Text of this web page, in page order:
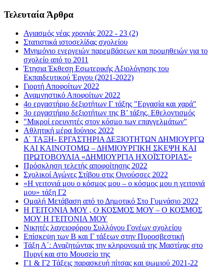
Τελευταία Άρθρα
Αγιασμός νέας χρονιάς 2022 - 23 (2)
Στατιστικά ιστοσελίδας σχολείου
Μνημόνιο ενεργειών παρεμβάσεων και προμηθειών για το
σχολείο από το 2011
Έτησια Έκθεση Εσωτερικής Αξιολόγησης του
Εκπαιδευτικού Έργου (2021-2022)
Γιορτή Αποφοίτων 2022
Αναμνηστικό Αποφοίτων 2022
4ο εργαστήριο δεξιοτήτων Γ τάξης "Εργασία και χαρά"
3ο εργαστήριο δεξιοτήτων της Β’ τάξης. Εθελοντισμός
"Μικροί ερευνητές στον κόσμο των επαγγελμάτων"
Αθλητική μέρα Ιούνιος 2022
Δ΄ ΤΑΞΗ- ΕΡΓΑΣΤΗΡΙΑ ΔΕΞΙΟΤΗΤΩΝ ΔΗΜΙΟΥΡΓΩ
ΚΑΙ ΚΑΙΝΟΤΟΜΩ – ΔΗΜΙΟΥΡΓΙΚΗ ΣΚΕΨΗ ΚΑΙ
ΠΡΩΤΟΒΟΥΛΙΑ «ΔΗΜΙΟΥΡΓΙΑ ΗΧΟΪΣΤΟΡΙΑΣ»
Πρόσκληση τελετής αποφοίτησης 2022
Σχολικοί Αγώνες Στίβου στις Οινούσσες 2022
«Η γειτονιά μου ο κόσμος μου – ο κόσμος μου η γειτονιά
μου» τάξη Γ2
Ομαλή Μετάβαση από το Δημοτικό Στο Γυμνάσιο 2022
Η ΓΕΙΤΟΝΙΑ ΜΟΥ , Ο ΚΟΣΜΟΣ ΜΟΥ – Ο ΚΟΣΜΟΣ
ΜΟΥ Η ΓΕΙΤΟΝΙΑ ΜΟΥ
Νικητές λαχειοφόρου Συλλόγου Γονέων σχολείου
Επίσκεψη των Β και Γ τάξεων στην Πυροσβεστική
Τάξη Α΄: Αναζητώντας την κληρονομιά της Μαστίχας στο
Πυργί και στο Μουσείο της
Γ1 & Γ2 Τάξεις παρασκευή πίτσας και ψωμιού 2021-22